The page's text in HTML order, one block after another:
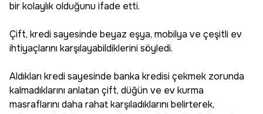
bir kolaylık olduğunu ifade etti.
Çift, kredi sayesinde beyaz eşya, mobilya ve çeşitli ev
ihtiyaçlarını karşılayabildiklerini söyledi.
Aldıkları kredi sayesinde banka kredisi çekmek zorunda
kalmadıklarını anlatan çift, düğün ve ev kurma
masraflarını daha rahat karşıladıklarını belirterek,